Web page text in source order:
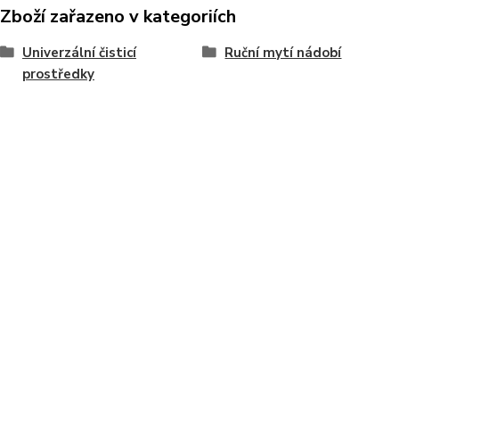
Zboží zařazeno v kategoriích
Univerzální čisticí
prostředky
Ruční mytí nádobí